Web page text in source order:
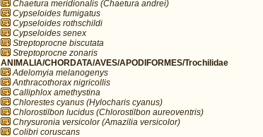
Chaetura meridionalis (Chaetura andrei)
Cypseloides fumigatus
Cypseloides rothschildi
Cypseloides senex
Streptoprocne biscutata
Streptoprocne zonaris
ANIMALIA/CHORDATA/AVES/APODIFORMES/Trochilidae
Adelomyia melanogenys
Anthracothorax nigricollis
Calliphlox amethystina
Chlorestes cyanus (Hylocharis cyanus)
Chlorostilbon lucidus (Chlorostilbon aureoventris)
Chrysuronia versicolor (Amazilia versicolor)
Colibri coruscans